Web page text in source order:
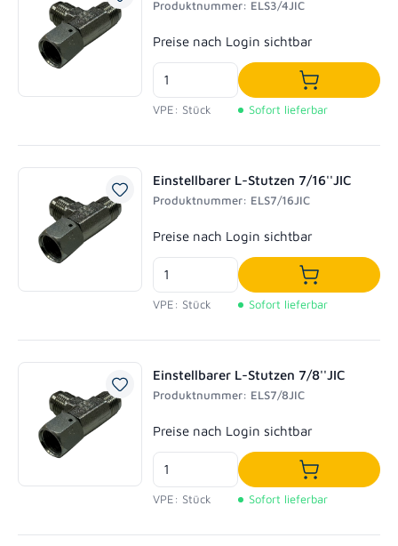
Produktnummer: ELS3/4JIC
Regulärer Preis:
Preise nach Login sichtbar
VPE: Stück
In den
Sofort lieferbar
Einstellbarer L-Stutzen 7/16''JIC
Produktnummer: ELS7/16JIC
Regulärer Preis:
Preise nach Login sichtbar
VPE: Stück
In den
Sofort lieferbar
Einstellbarer L-Stutzen 7/8''JIC
Produktnummer: ELS7/8JIC
Regulärer Preis:
Preise nach Login sichtbar
VPE: Stück
In den
Sofort lieferbar